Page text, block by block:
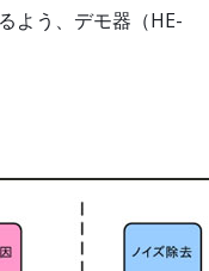
よう、デモ器（HE-